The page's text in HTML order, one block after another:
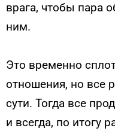
врага, чтобы пара
ним.
Это временно
отношения, но все
сути. Тогда все
и всегда, по итогу